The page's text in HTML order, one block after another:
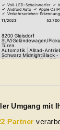
Umgang mit
Partner
Voll-LED-Scheinwerfer
Android Auto
Apple
Verkehrszeichen-Erkennung
Lederlenkrad
11/2023 52.700
8200 Gleisdorf
SUV/Geländewagen/
Türen
Automatik| Allrad-
Schwarz MidnightBlack -
Benzin-Hybrid |41 g CO
MINI Cooper Cabrio
Android Auto
Apple
Verkehrszeichen-Erkennung